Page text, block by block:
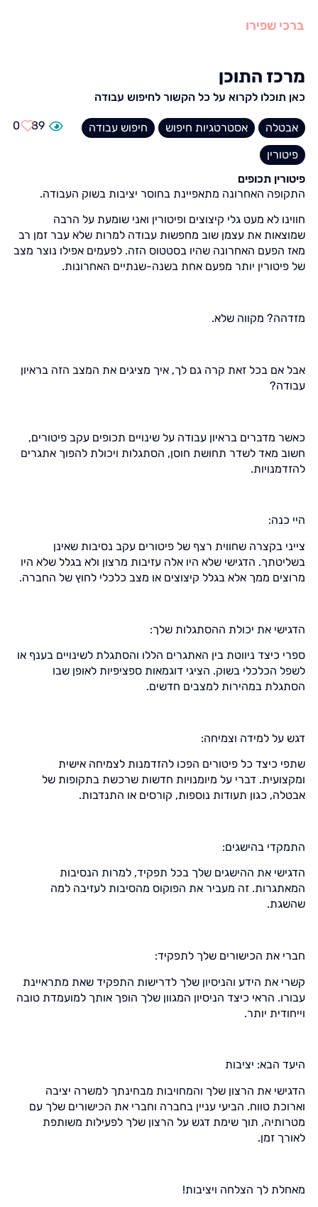
ברכי שפירו
מרכז התוכן
כאן תוכלו לקרוא על כל הקשור לחיפוש עבודה
אבטלה אסטרטגיות חיפוש
חיפוש עבודה
פיטורין
89
0
פיטורין תכופים
התקופה האחרונה מתאפיינת בחוסר יציבות בשוק העבודה.
חווינו לא מעט גלי קיצוצים ופיטורין ואני שומעת על הרבה
שמוצאות את עצמן שוב מחפשות עבודה למרות שלא עבר זמן רב
מאז הפעם האחרונה שהיו בסטטוס הזה. לפעמים אפילו נוצר מצב
של פיטורין יותר מפעם אחת בשנה-שנתיים האחרונות.
מזדהה? מקווה שלא.
אבל אם בכל זאת קרה גם לך, איך מציגים את המצב הזה בראיון
עבודה?
כאשר מדברים בראיון עבודה על שינויים תכופים עקב פיטורים,
חשוב מאד לשדר תחושת חוסן, הסתגלות ויכולת להפוך אתגרים
להזדמנויות.
היי כנה:
צייני בקצרה שחווית רצף של פיטורים עקב נסיבות שאינן
בשליטתך. הדגישי שלא היו אלה עזיבות מרצון ולא בגלל שלא היו
מרוצים ממך אלא בגלל קיצוצים או מצב כלכלי לחוץ של החברה.
הדגישי את יכולת ההסתגלות שלך:
ספרי כיצד ניווטת בין האתגרים הללו והסתגלת לשינויים בענף או
לשפל הכלכלי בשוק. הציגי דוגמאות ספציפיות לאופן שבו
הסתגלת במהירות למצבים חדשים.
דגש על למידה וצמיחה:
שתפי כיצד כל פיטורים הפכו להזדמנות לצמיחה אישית
ומקצועית. דברי על מיומנויות חדשות שרכשת בתקופות של
אבטלה, כגון תעודות נוספות, קורסים או התנדבות.
התמקדי בהישגים:
הדגישי את ההישגים שלך בכל תפקיד, למרות הנסיבות
המאתגרות. זה מעביר את הפוקוס מהסיבות לעזיבה למה
שהשגת.
חברי את הכישורים שלך לתפקיד:
קשרי את הידע והניסיון שלך לדרישות התפקיד שאת מתראיינת
עבורו. הראי כיצד הניסיון המגוון שלך הופך אותך למועמדת טובה
וייחודית יותר.
היעד הבא: יציבות
הדגישי את הרצון שלך והמחויבות מבחינתך למשרה יציבה
וארוכת טווח. הביעי עניין בחברה וחברי את הכישורים שלך עם
מטרותיה, תוך שימת דגש על הרצון שלך לפעילות משותפת
לאורך זמן.
מאחלת לך הצלחה ויציבות!